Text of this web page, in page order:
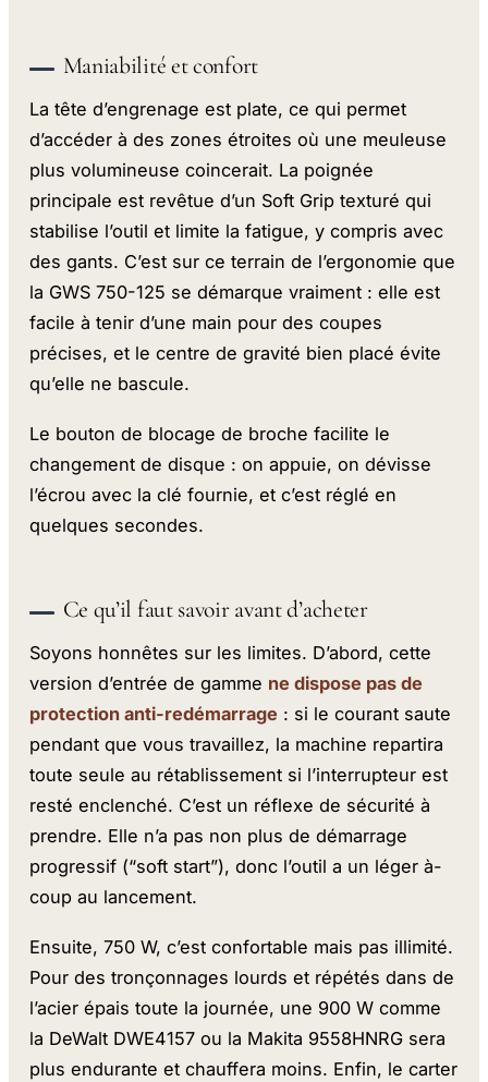
Maniabilité et confort
La tête d’engrenage est plate, ce qui permet
d’accéder à des zones étroites où une meuleuse
plus volumineuse coincerait. La poignée
principale est revêtue d’un Soft Grip texturé qui
stabilise l’outil et limite la fatigue, y compris avec
des gants. C’est sur ce terrain de l’ergonomie que
la GWS 750-125 se démarque vraiment : elle est
facile à tenir d’une main pour des coupes
précises, et le centre de gravité bien placé évite
qu’elle ne bascule.
Le bouton de blocage de broche facilite le
changement de disque : on appuie, on dévisse
l’écrou avec la clé fournie, et c’est réglé en
quelques secondes.
Ce qu’il faut savoir avant d’acheter
Soyons honnêtes sur les limites. D’abord, cette
version d’entrée de gamme ne dispose pas de
protection anti-redémarrage : si le courant saute
pendant que vous travaillez, la machine repartira
toute seule au rétablissement si l’interrupteur est
resté enclenché. C’est un réflexe de sécurité à
prendre. Elle n’a pas non plus de démarrage
progressif (“soft start”), donc l’outil a un léger à-
coup au lancement.
Ensuite, 750 W, c’est confortable mais pas illimité.
Pour des tronçonnages lourds et répétés dans de
l’acier épais toute la journée, une 900 W comme
la DeWalt DWE4157 ou la Makita 9558HNRG sera
plus endurante et chauffera moins. Enfin, le carter